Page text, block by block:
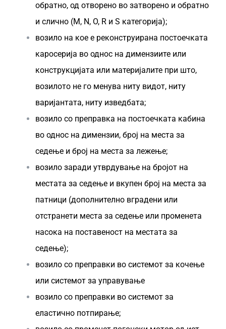
обратно, од отворено во затворено и обратно
и слично (M, N, O, R и S категорија);
возило на кое е реконструирана постоечката
каросерија во однос на димензиите или
конструкцијата или материјалите при што,
возилото не го менува ниту видот, ниту
варијантата, ниту изведбата;
возило со преправка на постоечката кабина
во однос на димензии, број на места за
седење и број на места за лежење;
возило заради утврдување на бројот на
местата за седење и вкупeн број на места за
патници (дополнително вградени или
отстранети места за седење или променета
насока на поставеност на местата за
седење);
возило со преправки во системот за кочење
или системот за управување
возило со преправки во системот за
еластично потпирање;